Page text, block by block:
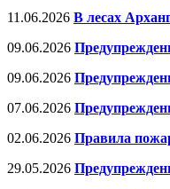
11.06.2026 В лесах
09.06.2026
09.06.2026
07.06.2026
02.06.2026 Правила
29.05.2026